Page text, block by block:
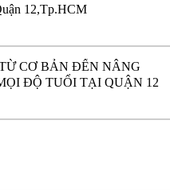
12,Tp.HCM
CƠ BẢN ĐẾN NÂNG
ĐỘ TUỔI TẠI QUẬN 12